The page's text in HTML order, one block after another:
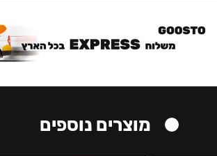
מוצרים נוספים